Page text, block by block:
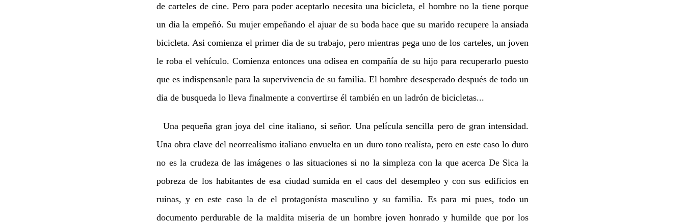
de carteles de cine. Pero para poder aceptarlo necesita una bicicleta, el hombre no la tiene porque
un dia la empeñó. Su mujer empeñando el ajuar de su boda hace que su marido recupere la ansiada
bicicleta. Asi comienza el primer dia de su trabajo, pero mientras pega uno de los carteles, un joven
le roba el vehículo. Comienza entonces una odisea en compañía de su hijo para recuperarlo puesto
que es indispensanle para la supervivencia de su familia. El hombre desesperado después de todo un
dia de busqueda lo lleva finalmente a convertirse él también en un ladrón de bicicletas...
Una pequeña gran joya del cine italiano, si señor. Una película sencilla pero de gran intensidad.
Una obra clave del neorrealísmo italiano envuelta en un duro tono realísta, pero en este caso lo duro
no es la crudeza de las imágenes o las situaciones si no la simpleza con la que acerca De Sica la
pobreza de los habitantes de esa ciudad sumida en el caos del desempleo y con sus edificios en
ruinas, y en este caso la de el protagonísta masculino y su familia. Es para mi pues, todo un
documento perdurable de la maldita miseria de un hombre joven honrado y humilde que por los